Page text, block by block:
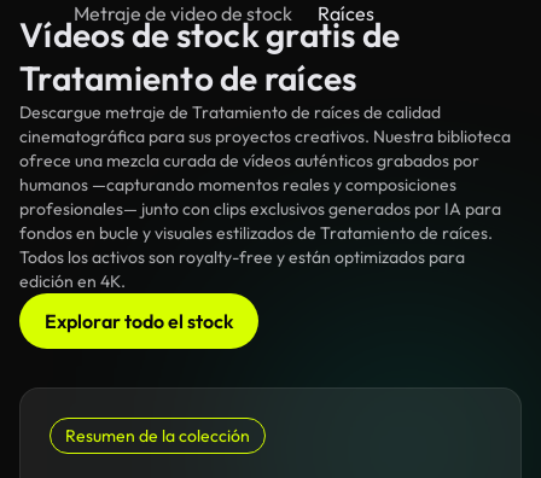
Metraje de video de stock
Raíces
Vídeos de stock gratis de
Tratamiento de raíces
Descargue metraje de Tratamiento de raíces de calidad
cinematográfica para sus proyectos creativos. Nuestra biblioteca
ofrece una mezcla curada de vídeos auténticos grabados por
humanos —capturando momentos reales y composiciones
profesionales— junto con clips exclusivos generados por IA para
fondos en bucle y visuales estilizados de Tratamiento de raíces.
Todos los activos son royalty-free y están optimizados para
edición en 4K.
Explorar todo el stock
Resumen de la colección